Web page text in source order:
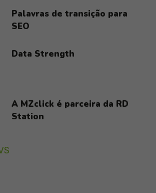
Palavras de transição para
SEO
Data Strength
A MZclick é parceira da RD
Station